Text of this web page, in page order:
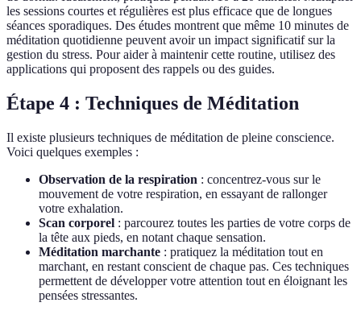
les sessions courtes et régulières est plus efficace que de longues
séances sporadiques. Des études montrent que même 10 minutes de
méditation quotidienne peuvent avoir un impact significatif sur la
gestion du stress. Pour aider à maintenir cette routine, utilisez des
applications qui proposent des rappels ou des guides.
Étape 4 : Techniques de Méditation
Il existe plusieurs techniques de méditation de pleine conscience.
Voici quelques exemples :
Observation de la respiration : concentrez-vous sur le
mouvement de votre respiration, en essayant de rallonger
votre exhalation.
Scan corporel : parcourez toutes les parties de votre corps de
la tête aux pieds, en notant chaque sensation.
Méditation marchante : pratiquez la méditation tout en
marchant, en restant conscient de chaque pas. Ces techniques
permettent de développer votre attention tout en éloignant les
pensées stressantes.